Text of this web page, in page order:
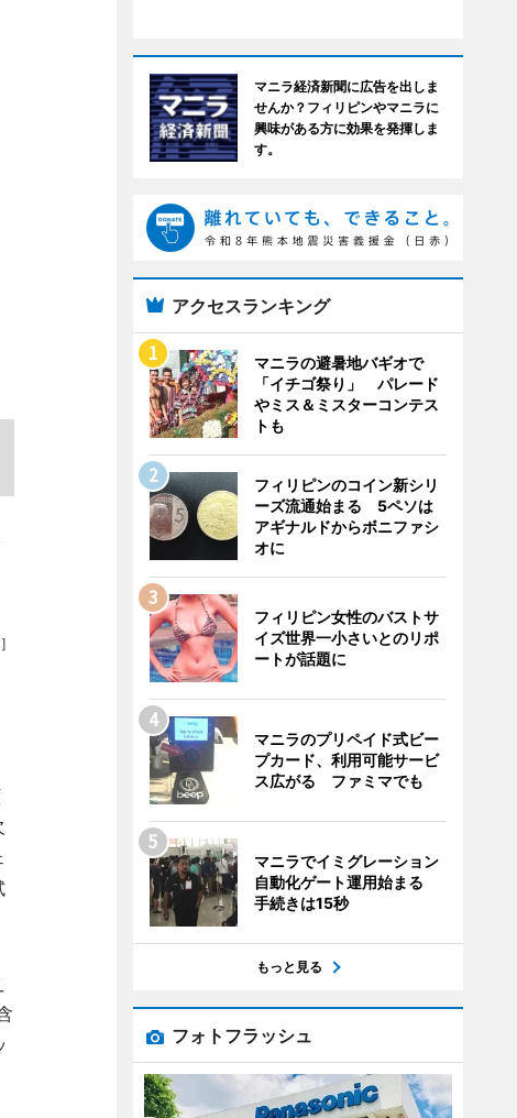
マニラ経済新聞に広告を出しま
せんか？フィリピンやマニラに
興味がある方に効果を発揮しま
す。
アクセスランキング
マニラの避暑地バギオで
「イチゴ祭り」 パレード
やミス＆ミスターコンテス
トも
フィリピンのコイン新シリ
ーズ流通始まる 5ペソは
アギナルドからボニファシ
オに
フィリピン女性のバストサ
イズ世界一小さいとのリポ
ートが話題に
マニラのプリペイド式ビー
プカード、利用可能サービ
ス広がる ファミマでも
マニラでイミグレーション
自動化ゲート運用始まる
手続きは15秒
もっと見る
フォトフラッシュ